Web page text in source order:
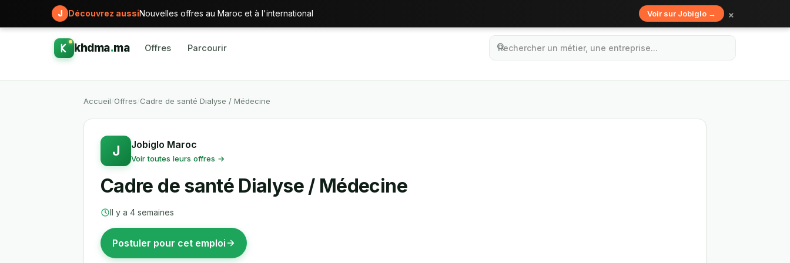
J Découvrez aussiNouvelles offres au Maroc et à l'international Voir sur Jobiglo → ×
khdma.ma Offres Parcourir
Accueil Offres Cadre de santé Dialyse / Médecine
J Jobiglo Maroc
Voir toutes leurs offres →
Cadre de santé Dialyse / Médecine
Il y a 4 semaines
Postuler pour cet emploi